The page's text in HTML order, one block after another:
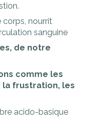
corps, nourrit
sanguine
de notre
comme les
la frustration, les
acido-basique